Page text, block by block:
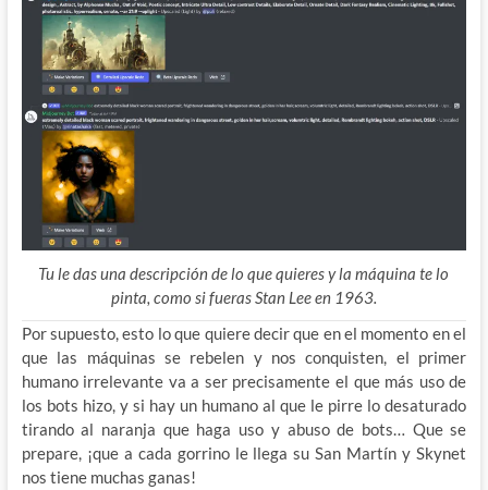
Tu le das una descripción de lo que quieres y la máquina te lo
pinta, como si fueras Stan Lee en 1963.
Por supuesto, esto lo que quiere decir que en el momento en el
que las máquinas se rebelen y nos conquisten, el primer
humano irrelevante va a ser precisamente el que más uso de
los bots hizo, y si hay un humano al que le pirre lo desaturado
tirando al naranja que haga uso y abuso de bots… Que se
prepare, ¡que a cada gorrino le llega su San Martín y Skynet
nos tiene muchas ganas!